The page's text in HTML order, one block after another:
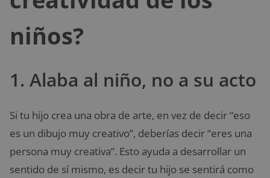
niños?
1. Alaba al niño, no a su acto
Si tu hijo crea una obra de arte, en vez de decir “eso
es un dibujo muy creativo”, deberías decir “eres una
persona muy creativa”. Esto ayuda a desarrollar un
sentido de sí mismo, es decir tu hijo se sentirá como